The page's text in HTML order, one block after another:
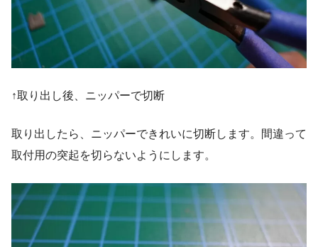
↑取り出し後、ニッパーで切断
取り出したら、ニッパーできれいに切断します。間違って
取付用の突起を切らないようにします。